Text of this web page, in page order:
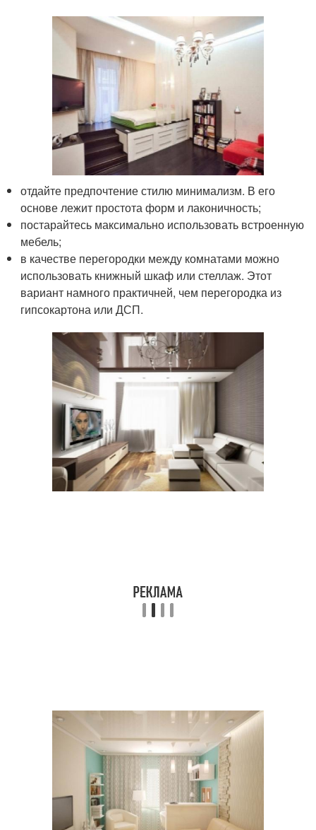
отдайте предпочтение стилю минимализм. В его
основе лежит простота форм и лаконичность;
постарайтесь максимально использовать встроенную
мебель;
в качестве перегородки между комнатами можно
использовать книжный шкаф или стеллаж. Этот
вариант намного практичней, чем перегородка из
гипсокартона или ДСП.